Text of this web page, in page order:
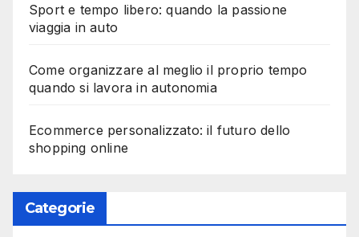
Sport e tempo libero: quando la passione
viaggia in auto
Come organizzare al meglio il proprio tempo
quando si lavora in autonomia
Ecommerce personalizzato: il futuro dello
shopping online
Categorie